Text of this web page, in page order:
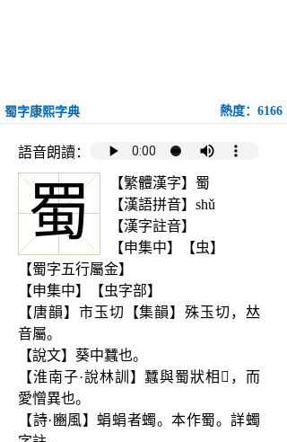
蜀字康熙字典 熱度：6166
語音朗讀：
蜀
【繁體漢字】蜀
【漢語拼音】shǔ
【漢字註音】
【申集中】【虫】
【蜀字五行屬金】
【申集中】【虫字部】
【唐韻】市玉切【集韻】殊玉切，𠀤
音屬。
【說文】葵中蠶也。
【淮南子·說林訓】蠶與蜀狀相𩔖，而
愛憎異也。
【詩·豳風】蜎蜎者蠋。本作蜀。詳蠋